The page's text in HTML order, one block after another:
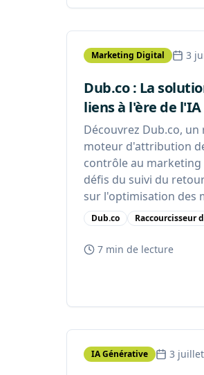
Marketing Digital 3
Dub.co : La
liens à l'ère de l'IA
Découvrez Dub.co,
moteur d'attribution
contrôle au
défis du suivi du
sur l'optimisation des
Dub.co Raccourcisseur
7 min de lecture
IA Générative 3